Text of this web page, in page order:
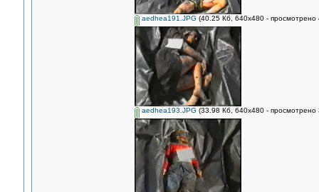
aedhea191.JPG (40.25 Кб, 640x480 - просмотрено
aedhea193.JPG (33.98 Кб, 640x480 - просмотрено